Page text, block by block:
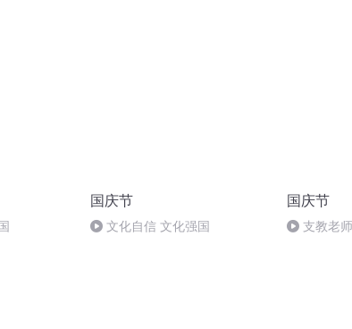
国庆节
文化自信 文化强国
国庆节
支教老